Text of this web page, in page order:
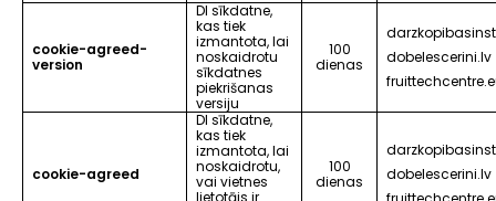
cookie-agreed-
version
DI sīkdatne,
kas tiek
izmantota, lai
noskaidrotu
sīkdatnes
piekrišanas
versiju
100
dienas
dobelescerini.lv
cookie-agreed
DI sīkdatne,
kas tiek
izmantota, lai
noskaidrotu,
vai vietnes
lietotājs ir
100
dienas
dobelescerini.lv